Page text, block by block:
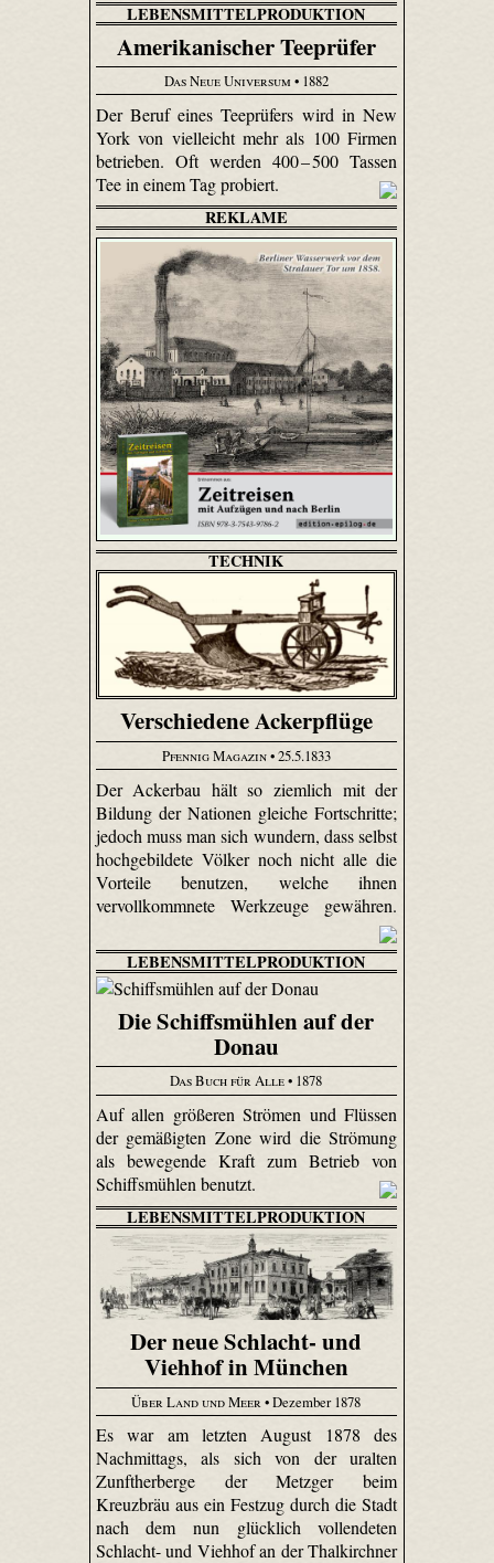
LEBENSMITTELPRODUKTION
Amerikanischer Teeprüfer
Das Neue Universum • 1882
Der Beruf eines Teeprüfers wird in New
York von vielleicht mehr als 100 Firmen
betrieben. Oft werden 400 – 500 Tassen
Tee in einem Tag probiert.
REKLAME
TECHNIK
Verschiedene Ackerpflüge
Pfennig Magazin• 25.5.1833
Der Ackerbau hält so ziemlich mit der
Bildung der Nationen gleiche Fortschritte;
jedoch muss man sich wundern, dass selbst
hochgebildete Völker noch nicht alle die
Vorteile benutzen, welche ihnen
vervollkommnete Werkzeuge gewähren.
LEBENSMITTELPRODUKTION
Die Schiffsmühlen auf der
Donau
Das Buch für Alle• 1878
Auf allen größeren Strömen und Flüssen
der gemäßigten Zone wird die Strömung
als bewegende Kraft zum Betrieb von
Schiffsmühlen benutzt.
LEBENSMITTELPRODUKTION
Der neue Schlacht- und
Viehhof in München
Über Land und Meer• Dezember 1878
Es war am letzten August 1878 des
Nachmittags, als sich von der uralten
Zunftherberge der Metzger beim
Kreuzbräu aus ein Festzug durch die Stadt
nach dem nun glücklich vollendeten
Schlacht- und Viehhof an der Thalkirchner